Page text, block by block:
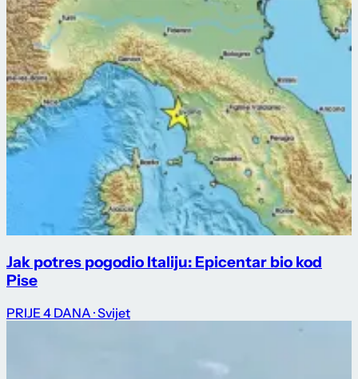
Jak potres pogodio Italiju: Epicentar bio kod
Pise
PRIJE 4 DANA · Svijet